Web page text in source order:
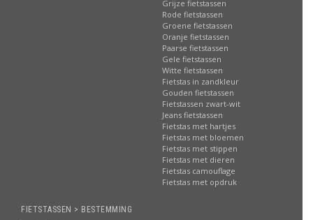
Grijze fietstassen
Rode fietstassen
Groene fietstassen
Oranje fietstassen
Paarse fietstassen
Gele fietstassen
Witte fietstassen
Fietstas in zandkleur
Gouden fietstassen
Fietstassen zwart-wit
Jeans fietstassen
Fietstas met hartjes
Fietstas met bloemen
Fietstas met stippen
Fietstas met dieren
Fietstas camouflage
Fietstas met opdruk
FIETSTASSEN > BESTEMMING